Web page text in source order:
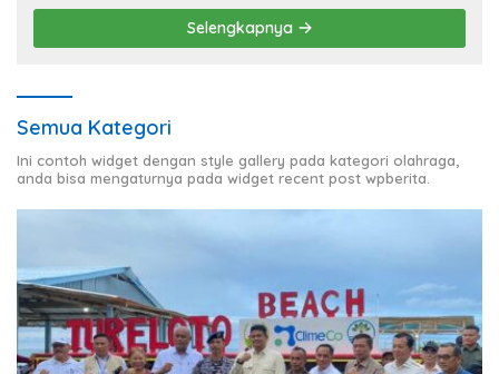
Selengkapnya
Semua Kategori
Ini contoh widget dengan style gallery pada kategori olahraga,
anda bisa mengaturnya pada widget recent post wpberita.